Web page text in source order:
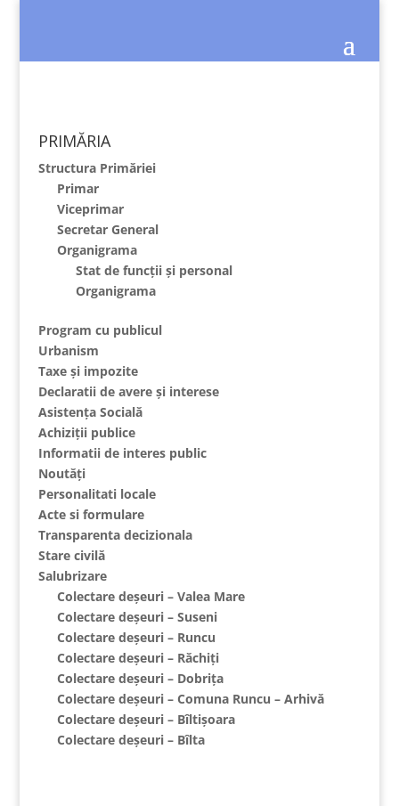
PRIMĂRIA
Structura Primăriei
Primar
Viceprimar
Secretar General
Organigrama
Stat de funcții și personal
Organigrama
Program cu publicul
Urbanism
Taxe și impozite
Declaratii de avere și interese
Asistența Socială
Achiziții publice
Informatii de interes public
Noutăți
Personalitati locale
Acte si formulare
Transparenta decizionala
Stare civilă
Salubrizare
Colectare deșeuri – Valea Mare
Colectare deșeuri – Suseni
Colectare deșeuri – Runcu
Colectare deșeuri – Răchiți
Colectare deșeuri – Dobrița
Colectare deșeuri – Comuna Runcu – Arhivă
Colectare deșeuri – Bîltișoara
Colectare deșeuri – Bîlta